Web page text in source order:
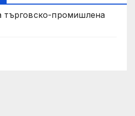
търговско-промишлена